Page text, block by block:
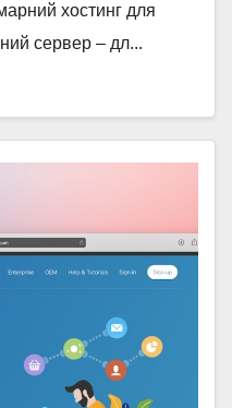
хостинг для
сервер – дл...